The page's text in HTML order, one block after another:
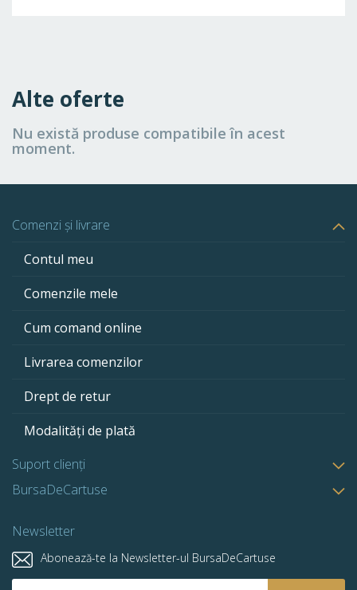
Alte oferte
Nu există produse compatibile în acest
moment.
Comenzi și livrare
Contul meu
Comenzile mele
Cum comand online
Livrarea comenzilor
Drept de retur
Modalități de plată
Suport clienți
BursaDeCartuse
Newsletter
Abonează-te la Newsletter-ul BursaDeCartuse